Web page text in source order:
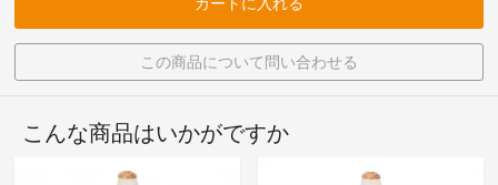
この商品について問い合わせる
こんな商品はいかがですか